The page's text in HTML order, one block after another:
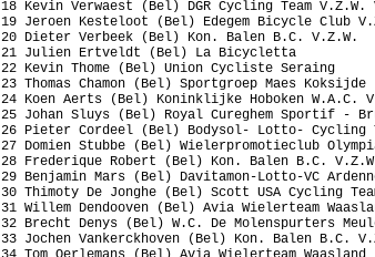
18 Kevin Verwaest (Bel) DGR Cycling Team V.Z.W.
19 Jeroen Kesteloot (Bel) Edegem Bicycle Club
20 Dieter Verbeek (Bel) Kon. Balen B.C. V.Z.W.
21 Julien Ertveldt (Bel) La Bicycletta
22 Kevin Thome (Bel) Union Cycliste Seraing
23 Thomas Chamon (Bel) Sportgroep Maes Koksijde
24 Koen Aerts (Bel) Koninklijke Hoboken W.A.C.
25 Johan Sluys (Bel) Royal Cureghem
26 Pieter Cordeel (Bel) Bodysol- Lotto-
27 Domien Stubbe (Bel) Wielerpromotieclub
28 Frederique Robert (Bel) Kon. Balen B.C.
29 Benjamin Mars (Bel) Davitamon-Lotto-VC
30 Thimoty De Jonghe (Bel) Scott USA Cycling
31 Willem Dendooven (Bel) Avia Wielerteam
32 Brecht Denys (Bel) W.C. De Molenspurters
33 Jochen Vankerckhoven (Bel) Kon. Balen B.C.